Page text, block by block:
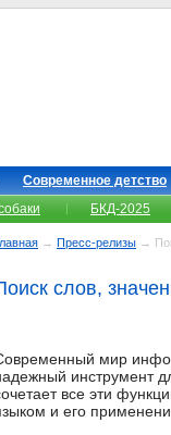
Современное детство
БКД-2025
→ Пресс-релизы →
слов,
мир
инструмент
все эти
и его